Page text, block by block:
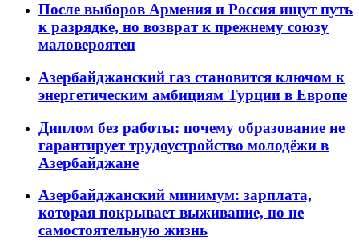
После выборов Армения и Россия ищут путь
к разрядке, но возврат к прежнему союзу
маловероятен
Азербайджанский газ становится ключом к
энергетическим амбициям Турции в Европе
Диплом без работы: почему образование не
гарантирует трудоустройство молодёжи в
Азербайджане
Азербайджанский минимум: зарплата,
которая покрывает выживание, но не
самостоятельную жизнь